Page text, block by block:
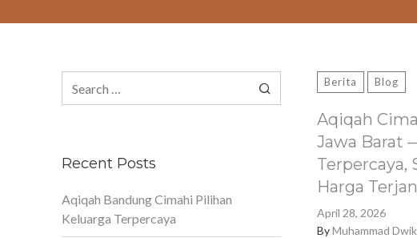
Berita Blog
Aqiqah
Jawa Barat
Terpercaya,
Harga
April 28, 2026
ByMuhammad
for:
Recent Posts
Aqiqah Bandung Cimahi Pilihan
Keluarga Terpercaya